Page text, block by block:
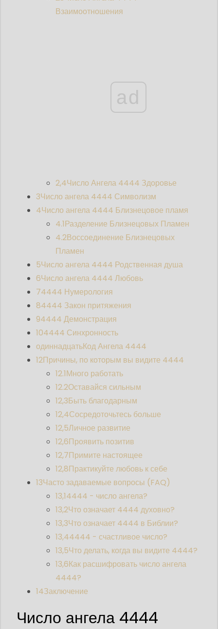
Взаимоотношения
ad
2,4Число Ангела 4444 Здоровье
3Число ангела 4444 Символизм
4Число ангела 4444 Близнецовое пламя
4.1Разделение Близнецовых Пламен
4.2Воссоединение Близнецовых
Пламен
5Число ангела 4444 Родственная душа
6Число ангела 4444 Любовь
74444 Нумерология
84444 Закон притяжения
94444 Демонстрация
104444 Синхронность
одиннадцатьКод Ангела 4444
12Причины, по которым вы видите 4444
12.1Много работать
12.2Оставайся сильным
12,3Быть благодарным
12,4Сосредоточьтесь больше
12,5Личное развитие
12,6Проявить позитив
12,7Примите настоящее
12,8Практикуйте любовь к себе
13Часто задаваемые вопросы (FAQ)
13,14444 - число ангела?
13,2Что означает 4444 духовно?
13,3Что означает 4444 в Библии?
13,44444 - счастливое число?
13,5Что делать, когда вы видите 4444?
13,6Как расшифровать число ангела
4444?
14Заключение
Число ангела 4444